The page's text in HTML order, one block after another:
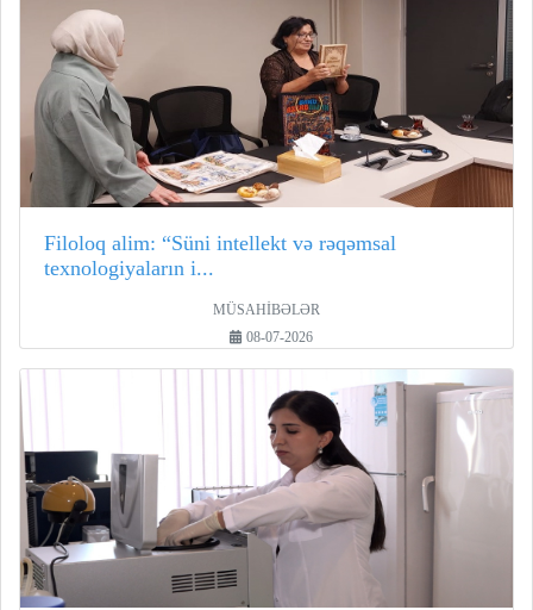
Filoloq alim: “Süni intellekt və rəqəmsal
texnologiyaların i...
MÜSAHİBƏLƏR
08-07-2026